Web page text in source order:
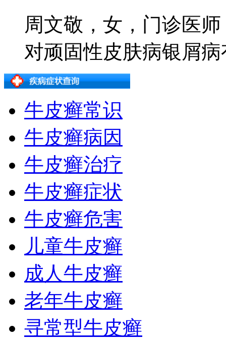
周文敬，女，门诊医
对顽固性皮肤病银屑病
牛皮癣常识
牛皮癣病因
牛皮癣治疗
牛皮癣症状
牛皮癣危害
儿童牛皮癣
成人牛皮癣
老年牛皮癣
寻常型牛皮癣